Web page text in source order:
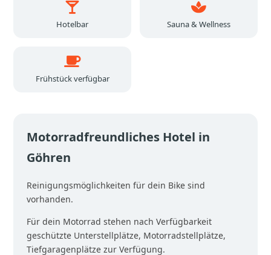
Hotelbar Sauna & Wellness
Frühstück verfügbar
Motorradfreundliches Hotel in
Göhren
Reinigungsmöglichkeiten für dein Bike sind
vorhanden.
Für dein Motorrad stehen nach Verfügbarkeit
geschützte Unterstellplätze, Motorradstellplätze,
Tiefgaragenplätze zur Verfügung.